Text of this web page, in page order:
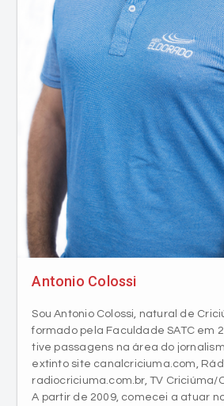
Antonio Colossi
Sou Antonio Colossi, natural de
formado pela Faculdade SATC em
tive passagens na área do
extinto site canalcriciuma.com,
radiocriciuma.com.br, TV Criciúma/
A partir de 2009, comecei a atuar